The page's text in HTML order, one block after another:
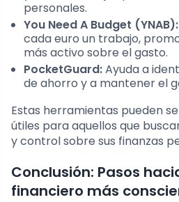
personales.
You Need A Budget (YNAB):
cada euro un trabajo,
más activo sobre el gasto.
PocketGuard:Ayuda a
de ahorro y a mantener el
Estas herramientas pueden
útiles para aquellos que
y control sobre sus finanzas
Conclusión: Pasos
financiero más